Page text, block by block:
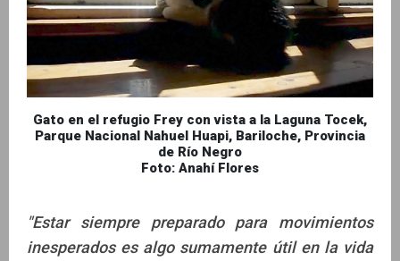
Gato en el refugio Frey con vista a la Laguna Tocek,
Parque Nacional Nahuel Huapi, Bariloche, Provincia
de Río Negro
Foto: Anahí Flores
"Estar siempre preparado para movimientos
inesperados es algo sumamente útil en la vida